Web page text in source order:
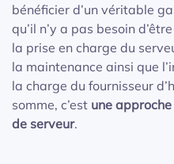
bénéficier d’un véritable
qu’il n’y a pas besoin
la prise en charge du
la maintenance ainsi que
la charge du fournisseur
somme, c’est une
de serveur.